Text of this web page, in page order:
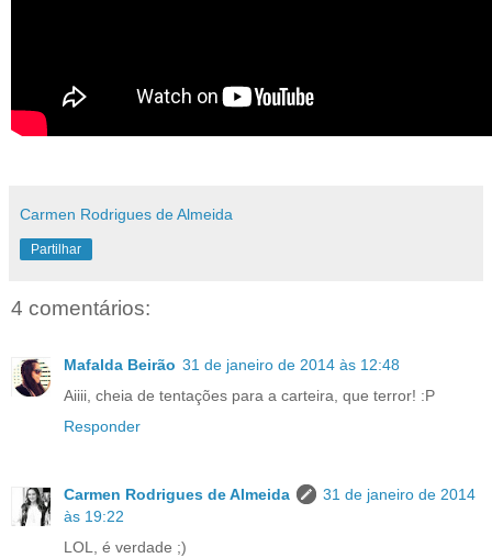
Carmen Rodrigues de Almeida
Partilhar
4 comentários:
Mafalda Beirão 31 de janeiro de 2014 às 12:48
Aiiii, cheia de tentações para a carteira, que terror! :P
Responder
Carmen Rodrigues de Almeida
31 de janeiro de 2014
às 19:22
LOL, é verdade ;)